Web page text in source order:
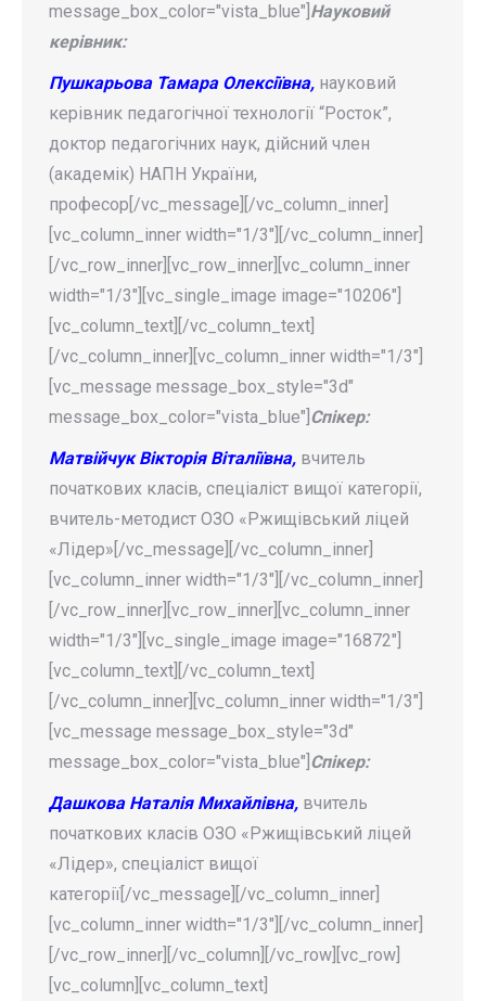
message_box_color="vista_blue"] Науковий
керівник:
Пушкарьова Тамара Олексіївна, науковий
керівник педагогічної технології “Росток”,
доктор педагогічних наук, дійсний член
(академік) НАПН України,
професор[/vc_message][/vc_column_inner]
[vc_column_inner width="1/3"][/vc_column_inner]
[/vc_row_inner][vc_row_inner][vc_column_inner
width="1/3"][vc_single_image image="10206"]
[vc_column_text][/vc_column_text]
[/vc_column_inner][vc_column_inner width="1/3"]
[vc_message message_box_style="3d"
message_box_color="vista_blue"] Спікер:
Матвійчук Вікторія Віталіївна, вчитель
початкових класів, спеціаліст вищої категорії,
вчитель-методист ОЗО «Ржищівський ліцей
«Лідер»[/vc_message][/vc_column_inner]
[vc_column_inner width="1/3"][/vc_column_inner]
[/vc_row_inner][vc_row_inner][vc_column_inner
width="1/3"][vc_single_image image="16872"]
[vc_column_text][/vc_column_text]
[/vc_column_inner][vc_column_inner width="1/3"]
[vc_message message_box_style="3d"
message_box_color="vista_blue"] Спікер:
Дашкова Наталія Михайлівна, вчитель
початкових класів ОЗО «Ржищівський ліцей
«Лідер», спеціаліст вищої
категорії[/vc_message][/vc_column_inner]
[vc_column_inner width="1/3"][/vc_column_inner]
[/vc_row_inner][/vc_column][/vc_row][vc_row]
[vc_column][vc_column_text]